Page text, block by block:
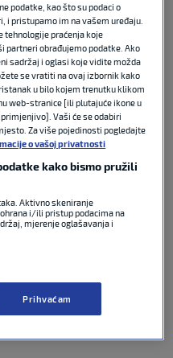
Hamburgu s dva gola,
poraz 3:2.
Lukasa Küblera
i pogodio kroz noge
u Bundesligi
podatke, kao što su podaci o
pristupamo im na vašem uređaju.
tehnologije praćenja koje
partneri obrađujemo podatke. Ako
sadržaj i oglasi koje vidite možda
se vratiti na ovaj izbornik kako
u bilo kojem trenutku klikom
web-stranice [ili plutajuće ikone u
Vaši će se odabiri
Za više pojedinosti pogledajte
o vašoj privatnosti
kako bismo pružili
Aktivno skeniranje
i/ili pristup podacima na
mjerenje oglašavanja i
Prihvaćam